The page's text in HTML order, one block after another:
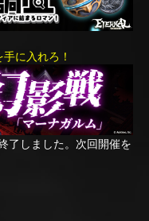
に入れろ！
しました。次回開催を